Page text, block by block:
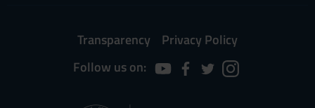
Transparency
Privacy Policy
Follow us on: